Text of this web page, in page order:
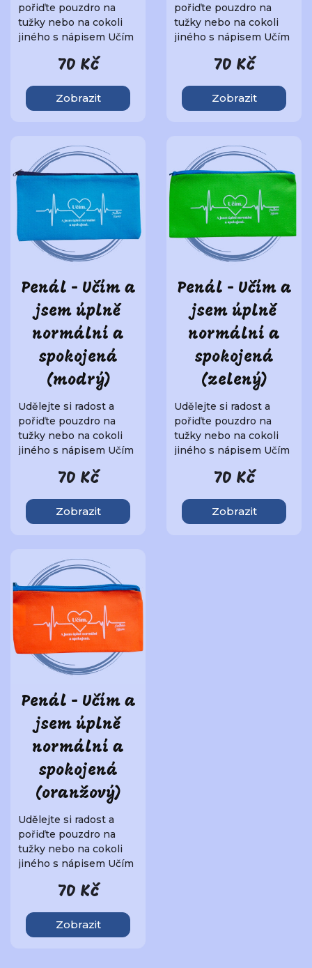
pořiďte pouzdro na
tužky nebo na cokoli
jiného s nápisem Učím
70 Kč
Zobrazit
pořiďte pouzdro na
tužky nebo na cokoli
jiného s nápisem Učím
70 Kč
Zobrazit
Penál - Učím a
jsem úplně
normální a
spokojená
(modrý)
Udělejte si radost a
pořiďte pouzdro na
tužky nebo na cokoli
jiného s nápisem Učím
70 Kč
Zobrazit
Penál - Učím a
jsem úplně
normální a
spokojená
(zelený)
Udělejte si radost a
pořiďte pouzdro na
tužky nebo na cokoli
jiného s nápisem Učím
70 Kč
Zobrazit
Penál - Učím a
jsem úplně
normální a
spokojená
(oranžový)
Udělejte si radost a
pořiďte pouzdro na
tužky nebo na cokoli
jiného s nápisem Učím
70 Kč
Zobrazit